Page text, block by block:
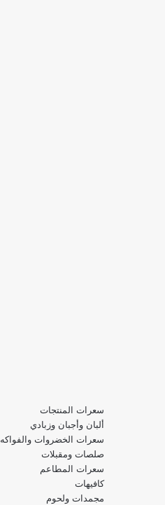
سعرات المنتجات
ألبان وأجبان وزبادي
سعرات الخضروات والفواكه
صلصات ومقبلات
سعرات المطاعم
كافيهات
مجمدات ولحوم